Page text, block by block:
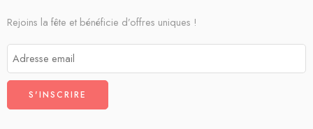
Rejoins la fête et bénéficie d’offres uniques !